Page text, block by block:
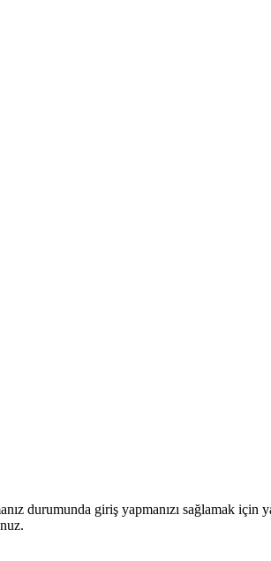
durumunda giriş yapmanızı sağlamak için